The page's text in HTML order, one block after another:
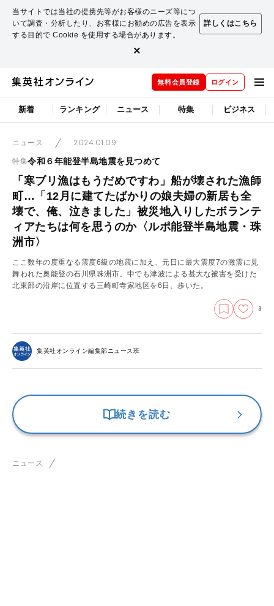
当サイトでは当社の提携先等がお客様のニーズ等につ
いて調査・分析したり、お客様にお勧めの広告を表示
する目的で Cookie を使用する場合があります。
詳しくはこちら
×
無料会員登録 ログイン
新着 ランキング ニュース 特集 ビジネス
ニュース 2024.01.09
特集令和６年能登半島地震を見つめて
「寒ブリ漁はもうだめですわ」船が壊された漁師
町…「12月に建てたばかりの娘夫婦の新居も全
壊で、俺、泣きました」被災地入りしたボランテ
ィアたちは何を思うのか〈ルポ能登半島地震・珠
洲市〉
ここ数年の度重なる震度6級の地震に加え、元日に最大震度7の激震に見
舞われた奥能登の石川県珠洲市。中でも津波による甚大な被害を受けた
北東部の沿岸に位置する三崎町寺家地区を6日、歩いた。
3
集英社オンライン編集部ニュース班
続きを読む
ニュース